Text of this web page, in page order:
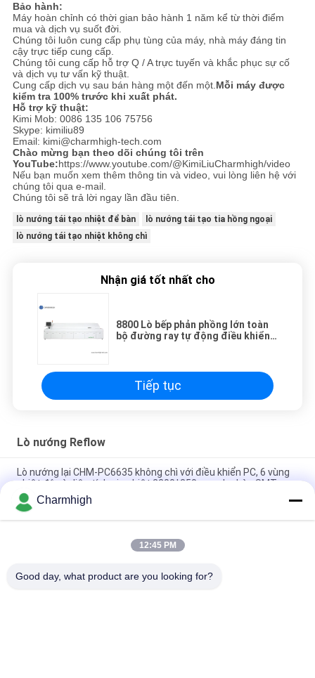
Bảo hành:
Máy hoàn chỉnh có thời gian bảo hành 1 năm kể từ thời điểm
mua và dịch vụ suốt đời.
Chúng tôi luôn cung cấp phụ tùng của máy, nhà máy đáng tin
cậy trực tiếp cung cấp.
Chúng tôi cung cấp hỗ trợ Q / A trực tuyến và khắc phục sự cố
và dịch vụ tư vấn kỹ thuật.
Cung cấp dịch vụ sau bán hàng một đến một. Mỗi máy được
kiểm tra 100% trước khi xuất phát.
Hỗ trợ kỹ thuật:
Kimi Mob: 0086 135 106 75756
Skype: kimiliu89
Email: kimi@charmhigh-tech.com
Chào mừng bạn theo dõi chúng tôi trên
YouTube:https://www.youtube.com/@KimiLiuCharmhigh/video
Nếu bạn muốn xem thêm thông tin và video, vui lòng liên hệ với
chúng tôi qua e-mail.
Chúng tôi sẽ trả lời ngay lần đầu tiên.
lò nướng tái tạo nhiệt để bàn
lò nướng tái tạo tia hồng ngoại
lò nướng tái tạo nhiệt không chì
Nhận giá tốt nhất cho
8800 Lò bếp phản phồng lớn toàn
bộ đường ray tự động điều khiển
Tiếp tục
Lò nướng Reflow
Lò nướng lại CHM-PC6635 không chì với điều khiển PC, 6 vùng
nhiệt độ và diện tích gia nhiệt 2200*350mm cho hàn SMT
CHM-F830 SMT thẳng đứng lò phản phồng 8 vùng Temp 1400
* 300mm Máy hàn không khí nóng
CHM-6635 lò phản phồng 6 Temp. Zone (up6 + down6) 2200 *
Charmhigh
12:45 PM
Good day, what product are you looking for?